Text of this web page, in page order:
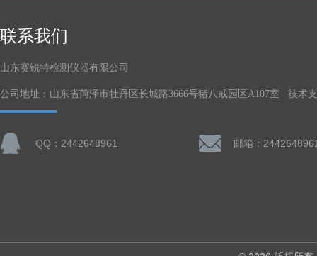
联系我们
山东赛锐特检测仪器有限公司
公司地址：山东省菏泽市牡丹区长城路3666号猪八戒园区A107室 技术
QQ：2442648961 邮箱：